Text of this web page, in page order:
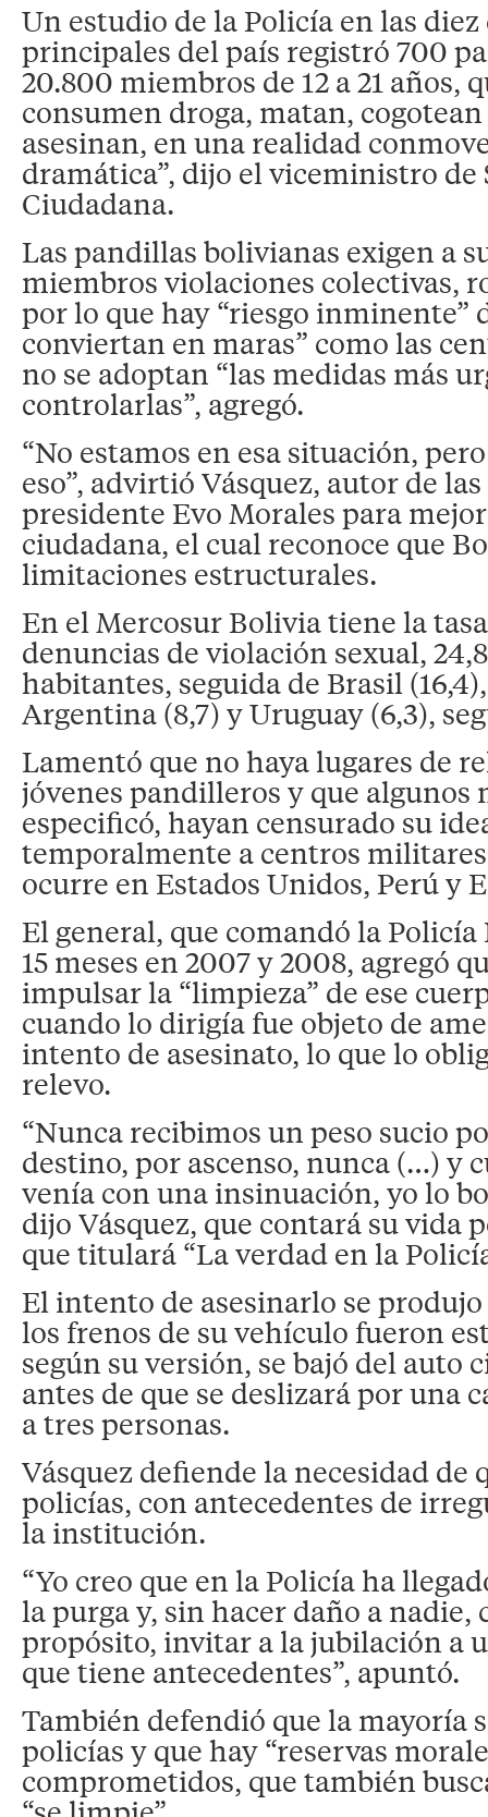
Un estudio de la Policía en las diez
principales del país registró 700
20.800 miembros de 12 a 21 años,
consumen droga, matan,
asesinan, en una realidad
dramática”, dijo el viceministro de
Ciudadana.
Las pandillas bolivianas exigen a
miembros violaciones colectivas,
por lo que hay “riesgo inminente”
conviertan en maras” como las
no se adoptan “las medidas más
controlarlas”, agregó.
“No estamos en esa situación,
eso”, advirtió Vásquez, autor de
presidente Evo Morales para
ciudadana, el cual reconoce que
limitaciones estructurales.
En el Mercosur Bolivia tiene la
denuncias de violación sexual,
habitantes, seguida de Brasil
Argentina (8,7) y Uruguay (6,3),
Lamentó que no haya lugares de
jóvenes pandilleros y que algunos
especificó, hayan censurado su
temporalmente a centros
ocurre en Estados Unidos, Perú y
El general, que comandó la
15 meses en 2007 y 2008, agregó
impulsar la “limpieza” de ese
cuando lo dirigía fue objeto de
intento de asesinato, lo que lo
relevo.
“Nunca recibimos un peso sucio
destino, por ascenso, nunca (…) y
venía con una insinuación, yo lo
dijo Vásquez, que contará su vida
que titulará “La verdad en la
El intento de asesinarlo se
los frenos de su vehículo fueron
según su versión, se bajó del auto
antes de que se deslizará por una
a tres personas.
Vásquez defiende la necesidad de
policías, con antecedentes de
la institución.
“Yo creo que en la Policía ha
la purga y, sin hacer daño a nadie,
propósito, invitar a la jubilación a
que tiene antecedentes”, apuntó.
También defendió que la mayoría
policías y que hay “reservas
comprometidos, que también